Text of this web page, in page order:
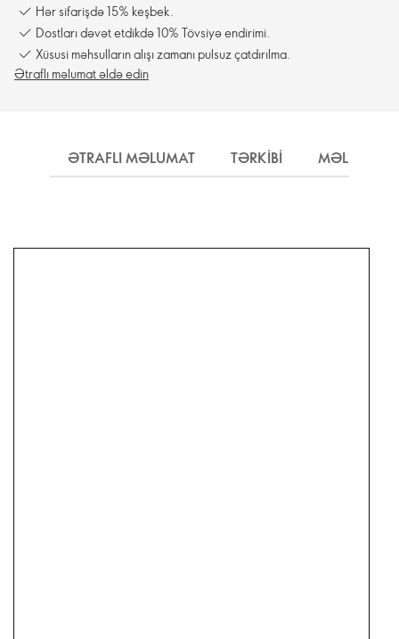
Hər sifarişdə 15% keşbek.
Dostları dəvət etdikdə 10% Tövsiyə endirimi.
Xüsusi məhsulların alışı zamanı pulsuz çatdırılma.
Ətraflı məlumat əldə edin
ƏTRAFLI MƏLUMAT TƏRKIBI MƏLUMAT